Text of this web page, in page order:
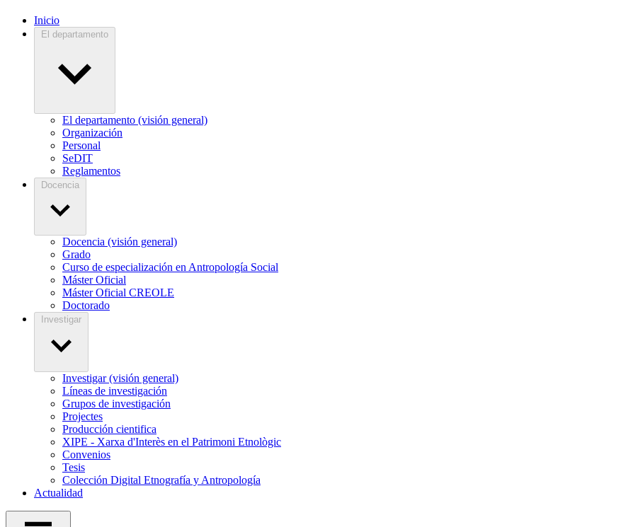
Inicio
El departamento
El departamento (visión general)
Organización
Personal
SeDIT
Reglamentos
Docencia
Docencia (visión general)
Grado
Curso de especialización en Antropología Social
Máster Oficial
Máster Oficial CREOLE
Doctorado
Investigar
Investigar (visión general)
Líneas de investigación
Grupos de investigación
Projectes
Producción cientifica
XIPE - Xarxa d'Interès en el Patrimoni Etnològic
Convenios
Tesis
Colección Digital Etnografía y Antropología
Actualidad